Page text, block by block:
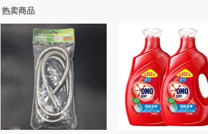
热卖商品